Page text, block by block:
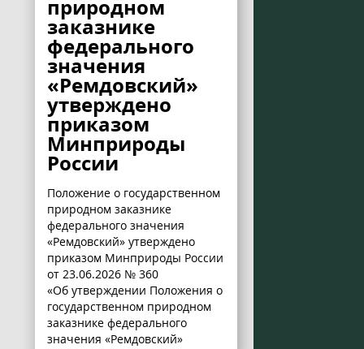
природном
заказнике
федерального
значения
«Ремдовский»
утверждено
приказом
Минприроды
России
Положение о государственном
природном заказнике
федерального значения
«Ремдовский» утверждено
приказом Минприроды России
от 23.06.2026 № 360
«Об утверждении Положения о
государственном природном
заказнике федерального
значения «Ремдовский»